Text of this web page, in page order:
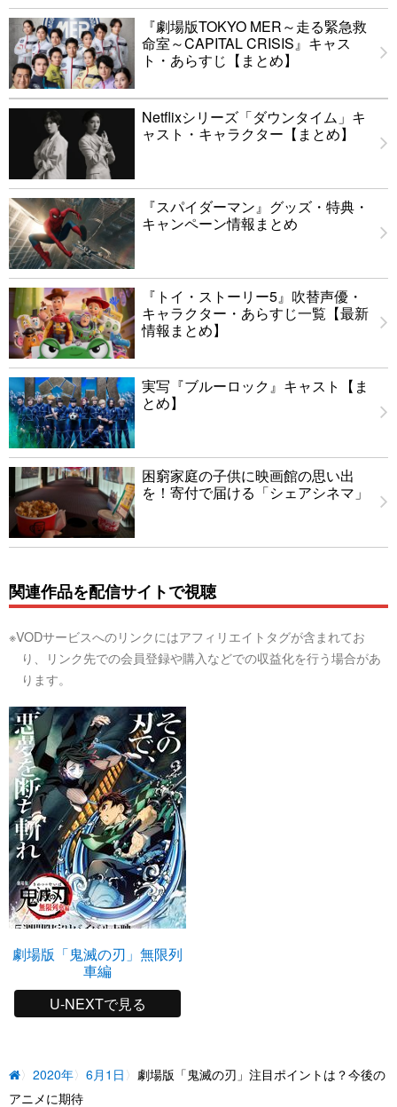
『劇場版TOKYO MER～走る緊急救
命室～CAPITAL CRISIS』キャス
ト・あらすじ【まとめ】
Netflixシリーズ「ダウンタイム」キ
ャスト・キャラクター【まとめ】
『スパイダーマン』グッズ・特典・
キャンペーン情報まとめ
『トイ・ストーリー5』吹替声優・
キャラクター・あらすじ一覧【最新
情報まとめ】
実写『ブルーロック』キャスト【ま
とめ】
困窮家庭の子供に映画館の思い出
を！寄付で届ける「シェアシネマ」
関連作品を配信サイトで視聴
※VODサービスへのリンクにはアフィリエイトタグが含まれてお
り、リンク先での会員登録や購入などでの収益化を行う場合があ
ります。
劇場版「鬼滅の刃」無限列
車編
U-NEXTで見る
2020年 6月1日
劇場版「鬼滅の刃」注目ポイントは？今後の
アニメに期待